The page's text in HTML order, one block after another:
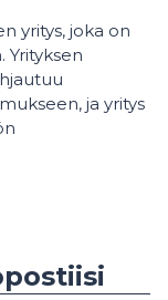
yritys, joka on
Yrityksen
ja yritys